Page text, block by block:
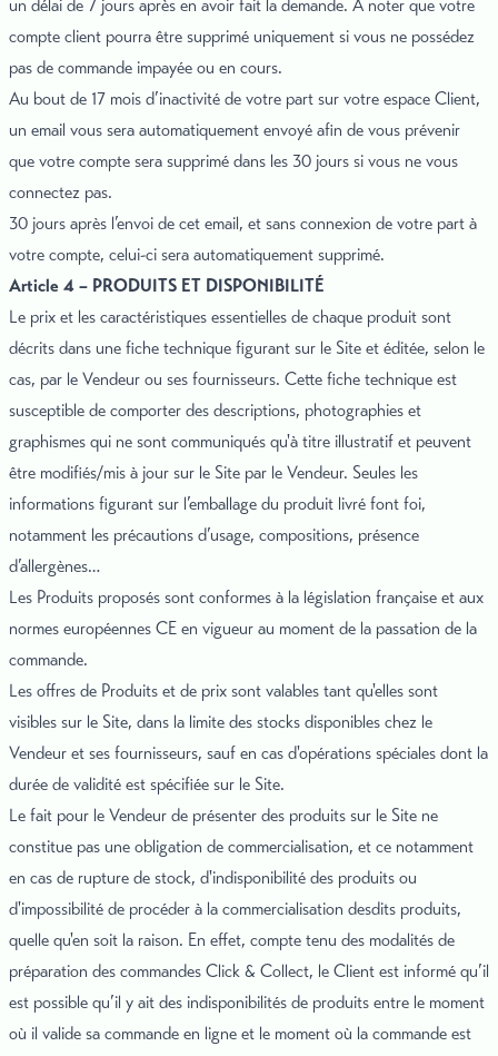
un délai de 7 jours après en avoir fait la demande. A noter que votre
compte client pourra être supprimé uniquement si vous ne possédez
pas de commande impayée ou en cours.
Au bout de 17 mois d’inactivité de votre part sur votre espace Client,
un email vous sera automatiquement envoyé afin de vous prévenir
que votre compte sera supprimé dans les 30 jours si vous ne vous
connectez pas.
30 jours après l’envoi de cet email, et sans connexion de votre part à
votre compte, celui-ci sera automatiquement supprimé.
Article 4 – PRODUITS ET DISPONIBILITÉ
Le prix et les caractéristiques essentielles de chaque produit sont
décrits dans une fiche technique figurant sur le Site et éditée, selon le
cas, par le Vendeur ou ses fournisseurs. Cette fiche technique est
susceptible de comporter des descriptions, photographies et
graphismes qui ne sont communiqués qu'à titre illustratif et peuvent
être modifiés/mis à jour sur le Site par le Vendeur. Seules les
informations figurant sur l’emballage du produit livré font foi,
notamment les précautions d’usage, compositions, présence
d’allergènes…
Les Produits proposés sont conformes à la législation française et aux
normes européennes CE en vigueur au moment de la passation de la
commande.
Les offres de Produits et de prix sont valables tant qu'elles sont
visibles sur le Site, dans la limite des stocks disponibles chez le
Vendeur et ses fournisseurs, sauf en cas d'opérations spéciales dont la
durée de validité est spécifiée sur le Site.
Le fait pour le Vendeur de présenter des produits sur le Site ne
constitue pas une obligation de commercialisation, et ce notamment
en cas de rupture de stock, d'indisponibilité des produits ou
d'impossibilité de procéder à la commercialisation desdits produits,
quelle qu'en soit la raison. En effet, compte tenu des modalités de
préparation des commandes Click & Collect, le Client est informé qu’il
est possible qu’il y ait des indisponibilités de produits entre le moment
où il valide sa commande en ligne et le moment où la commande est